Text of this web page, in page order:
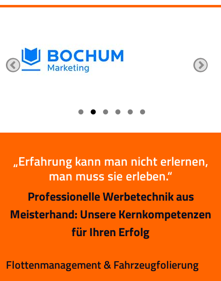
„Erfahrung kann man nicht erlernen,
man muss sie erleben.“
Professionelle Werbetechnik aus
Meisterhand: Unsere Kernkompetenzen
für Ihren Erfolg
Flottenmanagement & Fahrzeugfolierung